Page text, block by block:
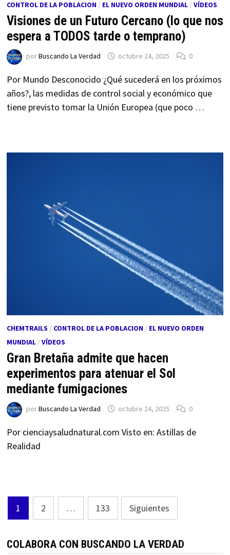
CONTROL DE LA POBLACION/ EL NUEVO ORDEN MUNDIAL/ VÍDEOS
Visiones de un Futuro Cercano (lo que nos
espera a TODOS tarde o temprano)
porBuscando La Verdad octubre 24, 2025 0
Por Mundo Desconocido ¿Qué sucederá en los próximos
años?, las medidas de control social y económico que
tiene previsto tomar la Unión Europea (que poco …
CHEMTRAILS / CONTROL DE LA POBLACION/ EL NUEVO ORDEN
MUNDIAL/ VÍDEOS
Gran Bretaña admite que hacen
experimentos para atenuar el Sol
mediante fumigaciones
porBuscando La Verdad octubre 24, 2025 0
Por cienciaysaludnatural.com Visto en: Astillas de
Realidad
Paginación
de
entradas
1 2 … 133 Siguientes
COLABORA CON BUSCANDO LA VERDAD